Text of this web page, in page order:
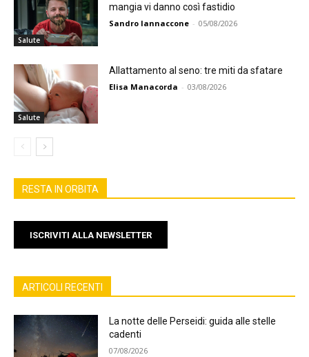
Salute
mangia vi danno così fastidio
Sandro Iannaccone - 05/08/2026
Salute
Allattamento al seno: tre miti da sfatare
Elisa Manacorda - 03/08/2026
RESTA IN ORBITA
ISCRIVITI ALLA NEWSLETTER
ARTICOLI RECENTI
La notte delle Perseidi: guida alle stelle
cadenti
07/08/2026